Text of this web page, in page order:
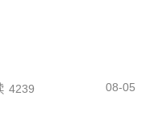
4239 08-05